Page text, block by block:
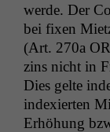
werde. Der
bei fix­en
(Art. 270a OR
zins nicht in
Dies gelte
index­ierten
Erhöhung